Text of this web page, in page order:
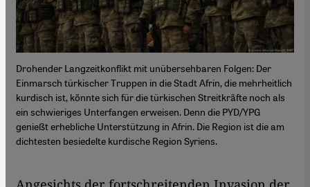
Drohender Langzeitkonflikt mit unübersehbaren Folgen: Der
Einmarsch türkischer Truppen in die Stadt Afrin, die mehrheitlich
kurdisch ist, könnte sich für die türkischen Streitkräfte noch als
ein schwieriges Unterfangen erweisen. Denn die PYD/YPG
genießt erhebliche Unterstützung in Afrin. Die Region ist die am
dichtesten besiedelte kurdische Region Syriens.